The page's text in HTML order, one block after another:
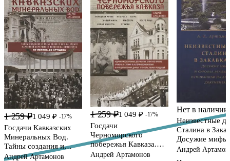
1 259 ₽1 049 ₽ -17%
Госдачи Кавказских
Минеральных Вод.
Тайны создания и
пребывания в них на
Андрей Артамонов
1 259 ₽1 049 ₽ -17%
Госдачи
Черноморского
побережья Кавказа.
Недавно
Андрей Артамонов
Нет в наличии
Неизвестные
Сталина в
Досужие мифы
суровая
Андрей